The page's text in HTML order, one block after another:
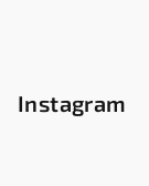
Instagram